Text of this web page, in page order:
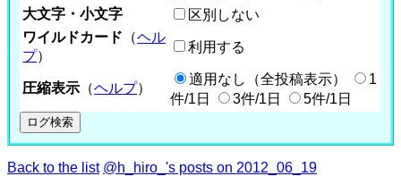
大文字・小文字
区別しない
ワイルドカード （ヘル
プ）
利用する
圧縮表示 （ヘルプ）
適用なし（全投稿表示）
1
件/1日
3件/1日 5件/1日
Back to the list @h_hiro_'s posts on 2012_06_19